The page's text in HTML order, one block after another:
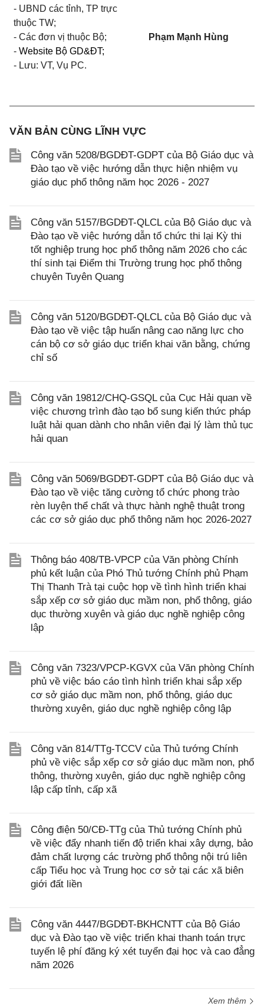
- UBND các tỉnh, TP trực
thuộc TW;
- Các đơn vị thuộc Bộ;
-Website Bộ GD&ĐT;
- Lưu: VT, Vụ PC.
Phạm Mạnh Hùng
VĂN BẢN CÙNG LĨNH VỰC
Công văn 5208/BGDĐT-GDPT của Bộ Giáo dục và
Đào tạo về việc hướng dẫn thực hiện nhiệm vụ
giáo dục phổ thông năm học 2026 - 2027
Công văn 5157/BGDĐT-QLCL của Bộ Giáo dục và
Đào tạo về việc hướng dẫn tổ chức thi lại Kỳ thi
tốt nghiệp trung học phổ thông năm 2026 cho các
thí sinh tại Điểm thi Trường trung học phổ thông
chuyên Tuyên Quang
Công văn 5120/BGDĐT-QLCL của Bộ Giáo dục và
Đào tạo về việc tập huấn nâng cao năng lực cho
cán bộ cơ sở giáo dục triển khai văn bằng, chứng
chỉ số
Công văn 19812/CHQ-GSQL của Cục Hải quan về
việc chương trình đào tạo bổ sung kiến thức pháp
luật hải quan dành cho nhân viên đại lý làm thủ tục
hải quan
Công văn 5069/BGDĐT-GDPT của Bộ Giáo dục và
Đào tạo về việc tăng cường tổ chức phong trào
rèn luyện thể chất và thực hành nghệ thuật trong
các cơ sở giáo dục phổ thông năm học 2026-2027
Thông báo 408/TB-VPCP của Văn phòng Chính
phủ kết luận của Phó Thủ tướng Chính phủ Phạm
Thị Thanh Trà tại cuộc họp về tình hình triển khai
sắp xếp cơ sở giáo dục mầm non, phổ thông, giáo
dục thường xuyên và giáo dục nghề nghiệp công
lập
Công văn 7323/VPCP-KGVX của Văn phòng Chính
phủ về việc báo cáo tình hình triển khai sắp xếp
cơ sở giáo dục mầm non, phổ thông, giáo dục
thường xuyên, giáo dục nghề nghiệp công lập
Công văn 814/TTg-TCCV của Thủ tướng Chính
phủ về việc sắp xếp cơ sở giáo dục mầm non, phổ
thông, thường xuyên, giáo dục nghề nghiệp công
lập cấp tỉnh, cấp xã
Công điện 50/CĐ-TTg của Thủ tướng Chính phủ
về việc đẩy nhanh tiến độ triển khai xây dựng, bảo
đảm chất lượng các trường phổ thông nội trú liên
cấp Tiểu học và Trung học cơ sở tại các xã biên
giới đất liền
Công văn 4447/BGDĐT-BKHCNTT của Bộ Giáo
dục và Đào tạo về việc triển khai thanh toán trực
tuyến lệ phí đăng ký xét tuyển đại học và cao đẳng
năm 2026
Xem thêm